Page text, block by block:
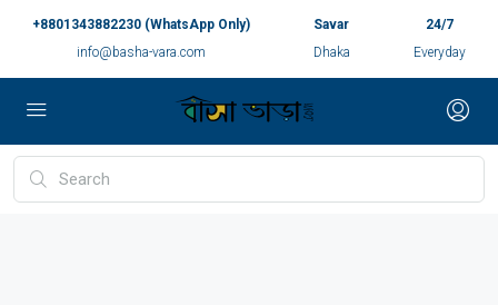
+8801343882230 (WhatsApp Only)
info@basha-vara.com
Savar
Dhaka
24/7
Everyday